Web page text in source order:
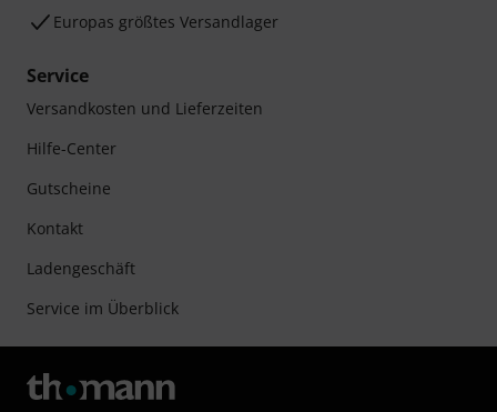
Europas größtes Versandlager
Service
Versandkosten und Lieferzeiten
Hilfe-Center
Gutscheine
Kontakt
Ladengeschäft
Service im Überblick